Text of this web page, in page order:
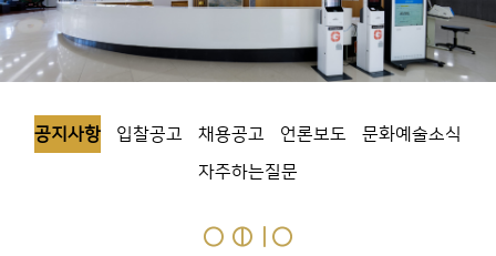
공지사항 입찰공고 채용공고 언론보도
문화예술소식
자주하는질문